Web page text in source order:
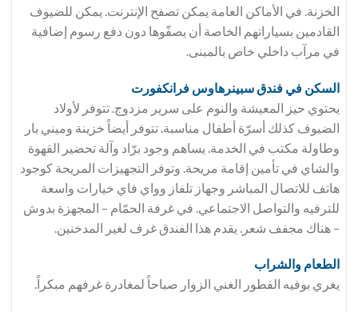
الخزنة. في الأماكن العامة يمكن تصفح الإنترنت. يمكن للضيوف
القادمين بسياراتهم الخاصة أن يصفّوها دون دفع رسوم إضافية
في مرآب داخلي خاص بالمبنى.
السكن في فندق سبينرهاوس فرانكفورت
يحتوي حيز المعيشة والنوم على سرير مزدوج. تتوفر لأولاد
الضيوف كذلك أسرّة أطفال مناسبة. تتوفر أيضاً خزينة وميني بار
وطاولة مكتب في الخدمة. يساهم وجود برّاد وآلة تحضير القهوة
والشاي في تأمين إقامة مريحة. وتوفر التجهيزات المريحة كوجود
هاتف للاتصال المباشر وجهاز تلفاز وواي فاي خيارات واسعة
للترفيه والتواصل الاجتماعي. في غرفة الحمّام – المجهزة بدوش
– هناك مجفف شعر. يقدم هذا الفندق غرف لغير المدخنين.
الطعام والشراب
يغري بوفيه الفطور الغني الزوار صباحاً لمغادرة غرفهم مبكراً.